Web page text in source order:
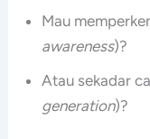
Mau
awareness)?
Atau sekadar
generation)?